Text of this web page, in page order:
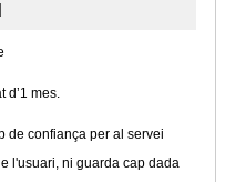
d’1 mes.
de confiança per al servei
l'usuari, ni guarda cap dada